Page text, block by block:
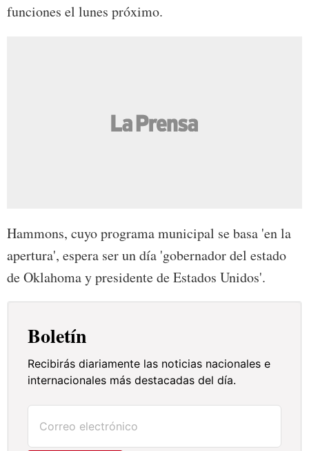
funciones el lunes próximo.
Hammons, cuyo programa municipal se basa 'en la
apertura', espera ser un día 'gobernador del estado
de Oklahoma y presidente de Estados Unidos'.
Boletín
Recibirás diariamente las noticias nacionales e
internacionales más destacadas del día.